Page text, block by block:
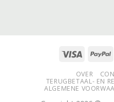
OVER
TERUGBETAAL- EN
ALGEMENE